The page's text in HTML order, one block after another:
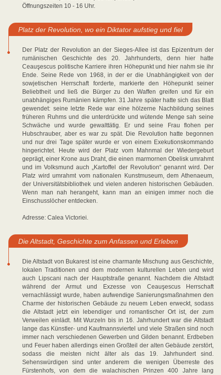
Öffnungszeiten 10 - 16 Uhr.
Platz der Revolution, wo ein Diktator aufstieg und fiel
Der Platz der Revolution an der Sieges-Allee ist das Epizentrum der
rumänischen Geschichte des 20. Jahrhunderts, denn hier hatte
Ceauşescus politische Karriere ihren Höhepunkt und hier nahm sie ihr
Ende. Seine Rede von 1968, in der er die Unabhängigkeit von der
sowjetischen Herrschaft forderte, markierte den Höhepunkt seiner
Beliebtheit und ließ die Bürger zu den Waffen greifen und für ein
unabhängiges Rumänien kämpfen. 31 Jahre später hatte sich das Blatt
gewendet: seine letzte Rede war eine hölzerne Nachbildung seines
früheren Ruhms und die unterdrückte und wütende Menge sah seine
Schwäche und wurde gewalttätig. Er und seine Frau flohen per
Hubschrauber, aber es war zu spät. Die Revolution hatte begonnen
und nur drei Tage später wurde er von einem Exekutionskommando
hingerichtet. Heute wird der Platz vom Mahnmal der Wiedergeburt
geprägt, einer Krone aus Draht, die einen marmornen Obelisk umrahmt
und im Volksmund auch „Kartoffel der Revolution“ genannt wird. Der
Platz wird umrahmt vom nationalen Kunstmuseum, dem Athenaeum,
der Universitätsbibliothek und vielen anderen historischen Gebäuden.
Wenn man nah herangeht, kann man an einigen immer noch die
Einschusslöcher entdecken.
Adresse: Calea Victoriei.
Die Altstadt, Geschichte zum Anfassen und Erleben
Die Altstadt von Bukarest ist eine charmante Mischung aus Geschichte,
lokalen Traditionen und dem modernen kulturellen Leben und wird
auch Lipscani nach der Hauptstraße genannt. Nachdem die Altstadt
während der Armut und Exzesse von Ceauşescus Herrschaft
vernachlässigt wurde, haben aufwendige Sanierungsmaßnahmen den
Charme der historischen Gebäude zu neuem Leben erweckt, sodass
die Altstadt jetzt ein lebendiger und romantischer Ort ist, der zum
Verweilen einlädt. Mit Wurzeln bis in 16. Jahrhundert war die Altstadt
lange das Künstler- und Kaufmannsviertel und viele Straßen sind noch
immer nach verschiedenen Gewerben und Gilden benannt. Erdbeben
und Feuer haben allerdings einen Großteil der alten Gebäude zerstört,
sodass die meisten nicht älter als das 19. Jahrhundert sind.
Sehenswürdigen sind unter anderem die wenigen Überreste des
Fürstenhofs, von dem die walachischen Prinzen 400 Jahre lang